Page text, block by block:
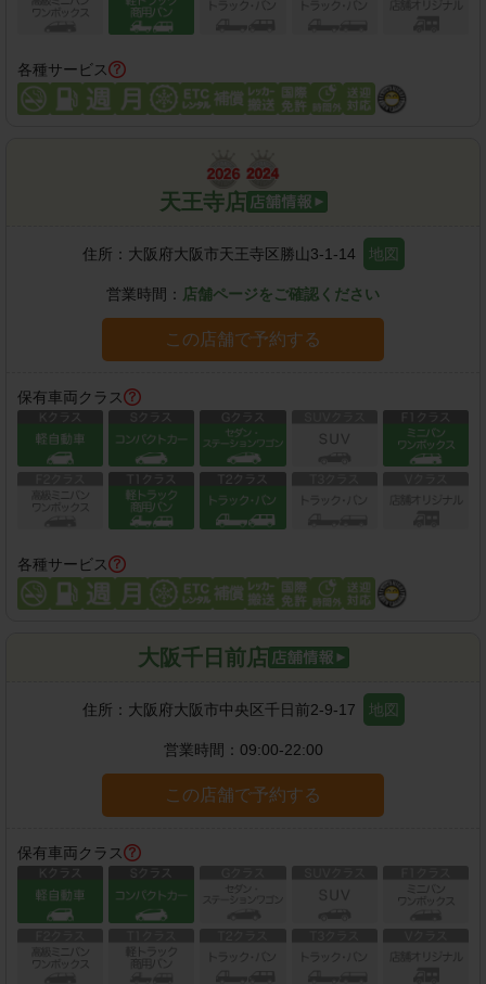
各種サービス
天王寺店
住所： 大阪府大阪市天王寺区勝山3-1-14 地図
営業時間： 店舗ページをご確認ください
この店舗で予約する
保有車両クラス
各種サービス
大阪千日前店
住所： 大阪府大阪市中央区千日前2-9-17 地図
営業時間： 09:00-22:00
この店舗で予約する
保有車両クラス